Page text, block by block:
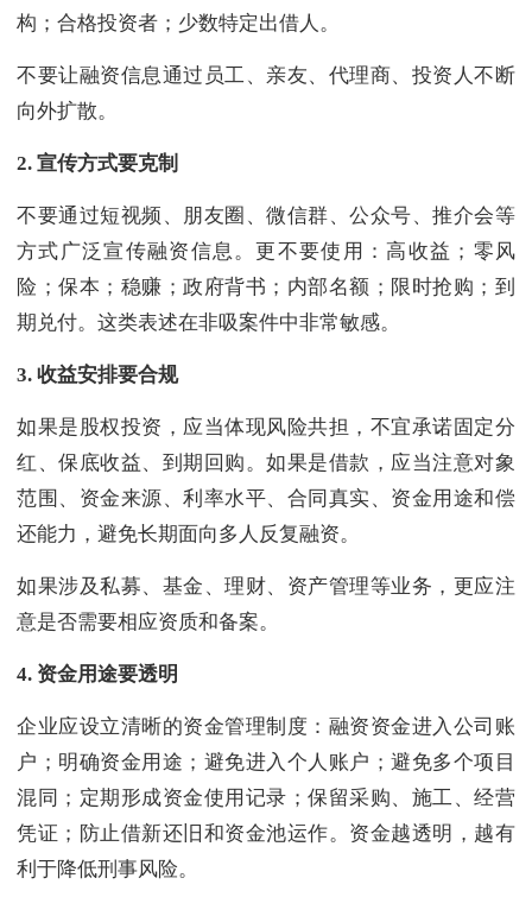
构；合格投资者；少数特定出借人。
不要让融资信息通过员工、亲友、代理商、投资人不断
向外扩散。
2. 宣传方式要克制
不要通过短视频、朋友圈、微信群、公众号、推介会等
方式广泛宣传融资信息。更不要使用：高收益；零风
险；保本；稳赚；政府背书；内部名额；限时抢购；到
期兑付。这类表述在非吸案件中非常敏感。
3. 收益安排要合规
如果是股权投资，应当体现风险共担，不宜承诺固定分
红、保底收益、到期回购。如果是借款，应当注意对象
范围、资金来源、利率水平、合同真实、资金用途和偿
还能力，避免长期面向多人反复融资。
如果涉及私募、基金、理财、资产管理等业务，更应注
意是否需要相应资质和备案。
4. 资金用途要透明
企业应设立清晰的资金管理制度：融资资金进入公司账
户；明确资金用途；避免进入个人账户；避免多个项目
混同；定期形成资金使用记录；保留采购、施工、经营
凭证；防止借新还旧和资金池运作。资金越透明，越有
利于降低刑事风险。